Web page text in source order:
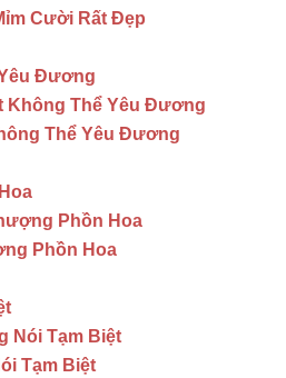
Cười Rất Đẹp
Đương
Không Thể Yêu Đương
Thể Yêu Đương
Phồn Hoa
Phồn Hoa
Nói Tạm Biệt
Tạm Biệt